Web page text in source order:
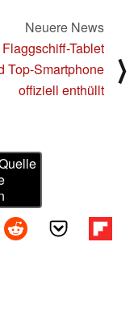
Neuere News
Tablet
Top-Smartphone
offiziell enthüllt
⟩